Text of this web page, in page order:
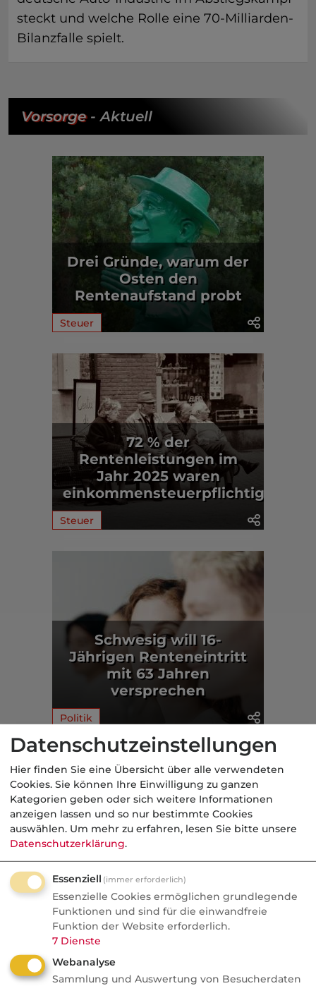
steckt und welche Rolle eine 70-Milliarden-
Bilanzfalle spielt.
Vorsorge- Aktuell
Drei Gründe, warum der
Osten den
Rentenaufstand probt
Steuer
72 % der
Rentenleistungen im
Jahr 2025 waren
einkommensteuerpflichtig
Steuer
Schwesig will 16-
Jährigen Renteneintritt
mit 63 Jahren
versprechen
Politik
Aus der dvb-Redaktion
Kurios
Nachrichten
Gala fürs Geld: Wenn
Finanzjournalisten zu
Klatschreportern werden
Personalien bringen mehr Klicks als
fundierte Analysen. Redakteure verraten
im Podcast, wie exklusive Meldungen
entstehen und was Pressemitteilungen
Datenschutzeinstellungen
Hier finden Sie eine Übersicht über alle verwendeten
Cookies. Sie können Ihre Einwilligung zu ganzen
Kategorien geben oder sich weitere Informationen
anzeigen lassen und so nur bestimmte Cookies
auswählen. Um mehr zu erfahren, lesen Sie bitte unsere
Datenschutzerklärung.
Essenziell (immer erforderlich)
Essenzielle Cookies ermöglichen grundlegende
Funktionen und sind für die einwandfreie
Funktion der Website erforderlich.
7 Dienste
Webanalyse
Sammlung und Auswertung von Besucherdaten